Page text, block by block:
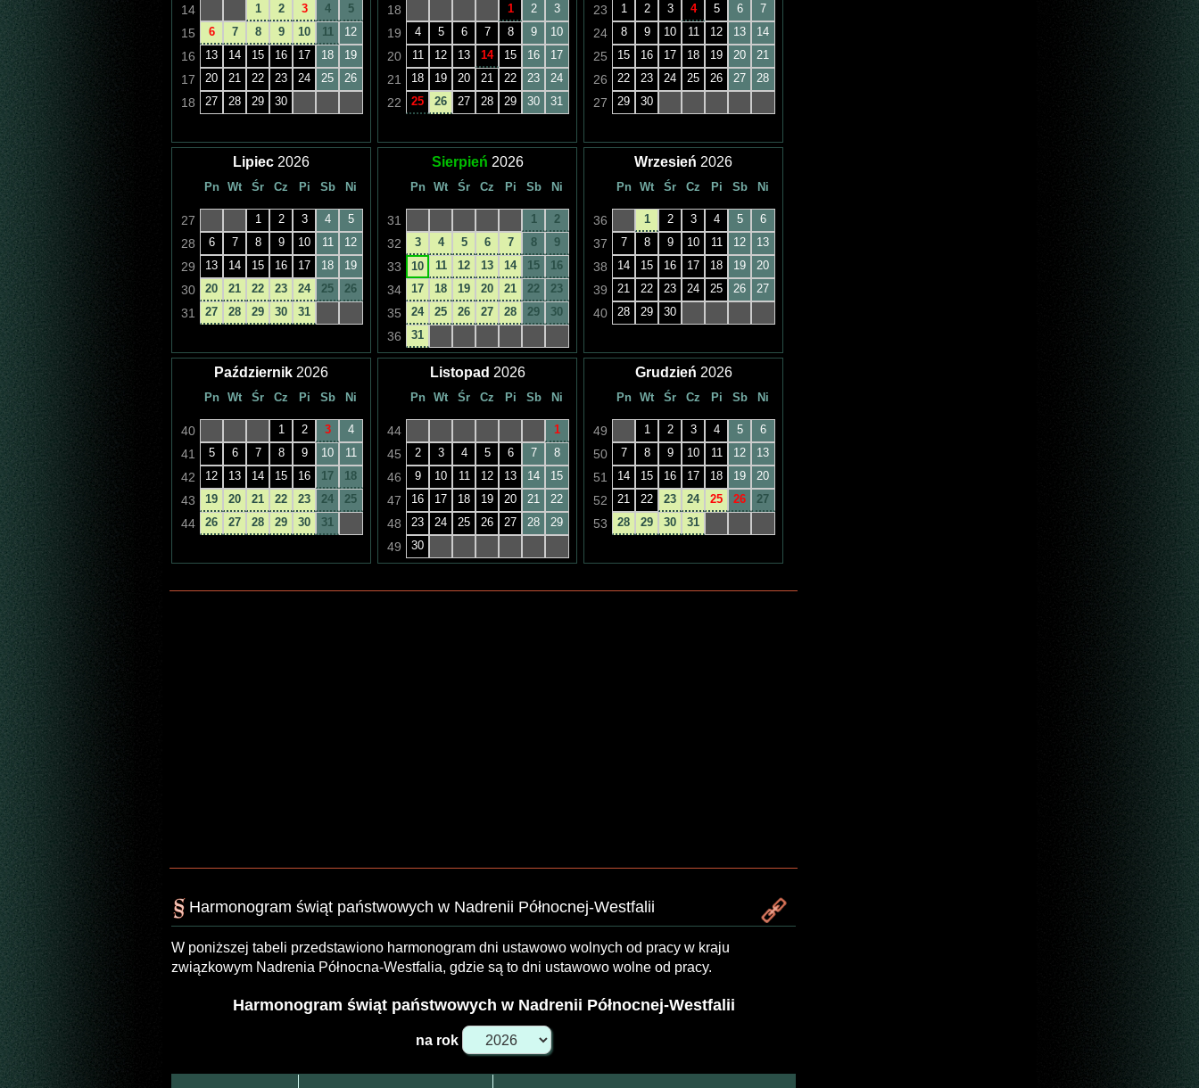
14 1 2 3 4 5
15 6 7 8 9 10 11 12
16 13 14 15 16 17 18 19
17 20 21 22 23 24 25 26
18 27 28 29 30
18 1 2 3
19 4 5 6 7 8 9 10
20 11 12 13 14 15 16 17
21 18 19 20 21 22 23 24
22 25 26 27 28 29 30 31
23 1 2 3 4 5 6 7
24 8 9 10 11 12 13 14
25 15 16 17 18 19 20 21
26 22 23 24 25 26 27 28
27 29 30
Lipiec 2026
Pn Wt Śr Cz Pi Sb Ni
27 1 2 3 4 5
28 6 7 8 9 10 11 12
29 13 14 15 16 17 18 19
30 20 21 22 23 24 25 26
31 27 28 29 30 31
Sierpień 2026
Pn Wt Śr Cz Pi Sb Ni
31 1 2
32 3 4 5 6 7 8 9
33 10 11 12 13 14 15 16
34 17 18 19 20 21 22 23
35 24 25 26 27 28 29 30
36 31
Wrzesień 2026
Pn Wt Śr Cz Pi Sb Ni
36 1 2 3 4 5 6
37 7 8 9 10 11 12 13
38 14 15 16 17 18 19 20
39 21 22 23 24 25 26 27
40 28 29 30
Październik 2026
Pn Wt Śr Cz Pi Sb Ni
40 1 2 3 4
41 5 6 7 8 9 10 11
42 12 13 14 15 16 17 18
43 19 20 21 22 23 24 25
44 26 27 28 29 30 31
Listopad 2026
Pn Wt Śr Cz Pi Sb Ni
44 1
45 2 3 4 5 6 7 8
46 9 10 11 12 13 14 15
47 16 17 18 19 20 21 22
48 23 24 25 26 27 28 29
49 30
Grudzień 2026
Pn Wt Śr Cz Pi Sb Ni
49 1 2 3 4 5 6
50 7 8 9 10 11 12 13
51 14 15 16 17 18 19 20
52 21 22 23 24 25 26 27
53 28 29 30 31
Harmonogram świąt państwowych w Nadrenii Północnej-Westfalii
W poniższej tabeli przedstawiono harmonogram dni ustawowo wolnych od pracy w kraju
związkowym Nadrenia Północna-Westfalia, gdzie są to dni ustawowo wolne od pracy.
Harmonogram świąt państwowych w Nadrenii Północnej-Westfalii
na rok